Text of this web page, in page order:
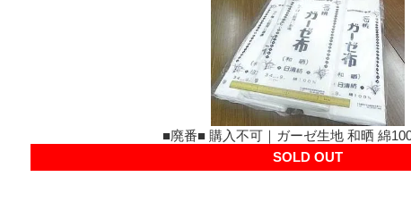
■廃番■ 購入不可｜ガーゼ生地 和晒 綿
SOLD OUT